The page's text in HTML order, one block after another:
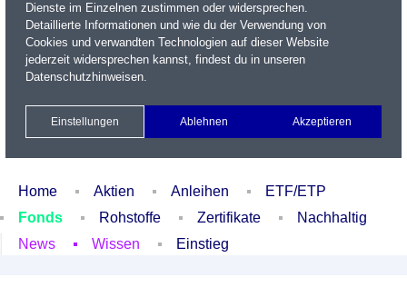
Name / WKN / ISIN / Kürzel
Xetra Realtime
Watchlist Portfolio Login
Home Aktien Anleihen
ETF/ETP
Fonds
Rohstoffe Zertifikate
Nachhaltig
News
Wissen Einstieg
Dienste im Einzelnen zustimmen oder widersprechen.
Detaillierte Informationen und wie du der Verwendung von
Cookies und verwandten Technologien auf dieser Website
jederzeit widersprechen kannst, findest du in unseren
Datenschutzhinweisen.
Einstellungen Ablehnen Akzeptieren